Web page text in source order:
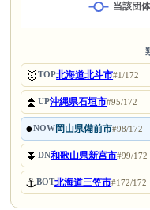
🥇TOP北海道北斗市#1/172
⏫UP沖縄県石垣市#95/172
●NOW岡山県備前市#98/172
⏬DN和歌山県新宮市#99/172
⚓BOT北海道三笠市#172/172